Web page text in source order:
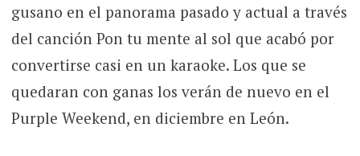
gusano en el panorama pasado y actual a través
del canción Pon tu mente al sol que acabó por
convertirse casi en un karaoke. Los que se
quedaran con ganas los verán de nuevo en el
Purple Weekend, en diciembre en León.